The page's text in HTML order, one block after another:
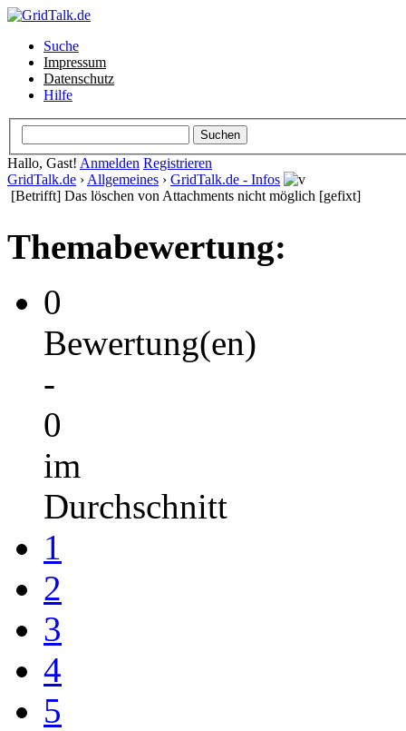
Suche
Impressum
Datenschutz
Hilfe
Hallo, Gast! Anmelden Registrieren
GridTalk.de › Allgemeines › GridTalk.de - Infos
[Betrifft] Das löschen von Attachments nicht möglich [gefixt]
Themabewertung:
0
Bewertung(en)
-
0
im
Durchschnitt
1
2
3
4
5